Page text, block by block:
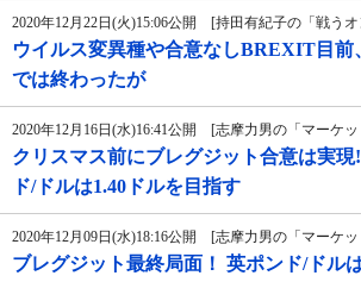
2020年12月22日(火)15:06公開 [持田有紀子の「戦う
ウイルス変異種や合意なしBREXIT目前
では終わったが
2020年12月16日(水)16:41公開 [志摩力男の「マーケ
クリスマス前にブレグジット合意は実
ド/ドルは1.40ドルを目指す
2020年12月09日(水)18:16公開 [志摩力男の「マーケ
ブレグジット最終局面！ 英ポンド/ドル